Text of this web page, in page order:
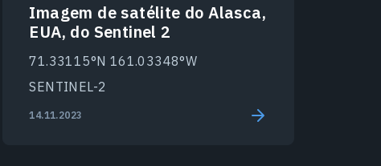
Imagem de satélite do Alasca,
EUA, do Sentinel 2
71.33115°N 161.03348°W
SENTINEL-2
14.11.2023